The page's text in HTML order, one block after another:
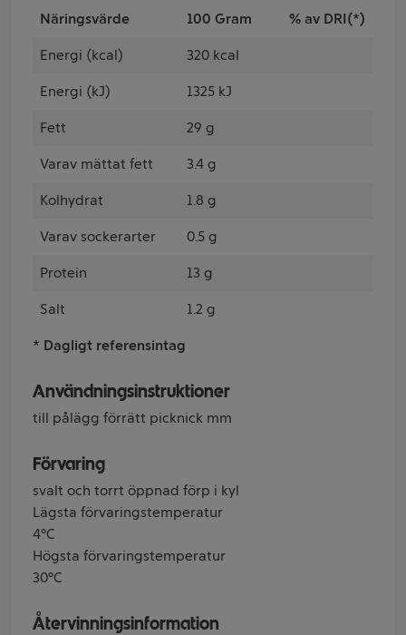
Näringsvärde 100 Gram % av DRI(*)
Energi (kcal) 320 kcal
Energi (kJ) 1325 kJ
Fett 29 g
Varav mättat fett 3.4 g
Kolhydrat 1.8 g
Varav sockerarter 0.5 g
Protein 13 g
Salt 1.2 g
* Dagligt referensintag
Användningsinstruktioner
till pålägg förrätt picknick mm
Förvaring
svalt och torrt öppnad förp i kyl
Lägsta förvaringstemperatur
4°C
Högsta förvaringstemperatur
30°C
Återvinningsinformation